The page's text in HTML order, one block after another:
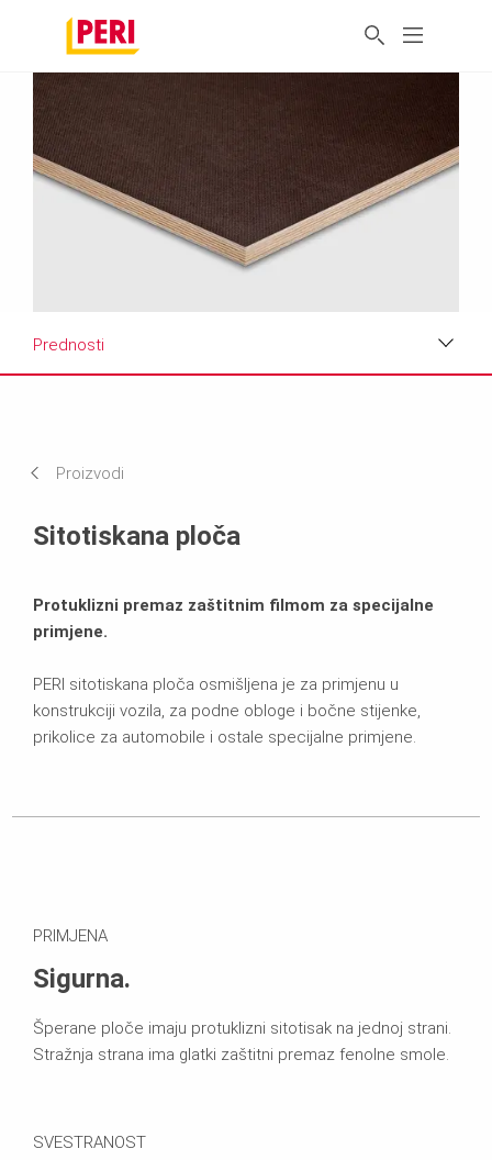
Prednosti
Proizvodi
Sitotiskana ploča
Protuklizni premaz zaštitnim filmom za specijalne
primjene.
PERI sitotiskana ploča osmišljena je za primjenu u
konstrukciji vozila, za podne obloge i bočne stijenke,
prikolice za automobile i ostale specijalne primjene.
PRIMJENA
Sigurna.
Šperane ploče imaju protuklizni sitotisak na jednoj strani.
Stražnja strana ima glatki zaštitni premaz fenolne smole.
SVESTRANOST